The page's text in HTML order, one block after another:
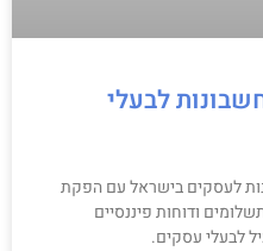
לבעלי
לעסקים בישראל עם הפקת
ודוחות פיננסיים
לבעלי עסקים.